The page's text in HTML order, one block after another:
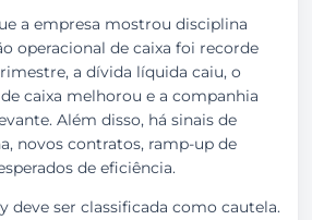
a empresa mostrou disciplina
operacional de caixa foi recorde
a dívida líquida caiu, o
caixa melhorou e a companhia
Além disso, há sinais de
novos contratos, ramp-up de
de eficiência.
deve ser classificada como cautela.